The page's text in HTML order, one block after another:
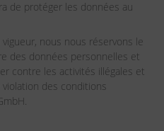
de protéger les données au
nous nous réservons le
des données personnelles et
contre les activités illégales et
des conditions